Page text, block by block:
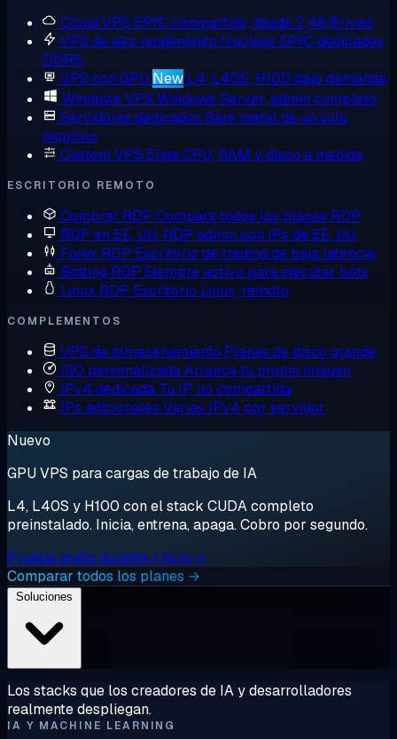
Cloud VPS EPYC compartido, desde 2,48 $/mes
VPS de alto rendimiento Núcleos EPYC dedicados,
DDR5
VPS con GPU New L4, L40S, H100 bajo demanda
Windows VPS Windows Server, admin completo
Servidores dedicados Bare metal de un solo
inquilino
Custom VPS Elige CPU, RAM y disco a medida
ESCRITORIO REMOTO
Comprar RDP Compara todos los planes RDP
RDP en EE. UU. RDP admin con IPs de EE. UU.
Forex RDP Escritorio de trading de baja latencia
Botting RDP Siempre activo para ejecutar bots
Linux RDP Escritorio Linux, remoto
COMPLEMENTOS
VPS de almacenamiento Planes de disco grande
ISO personalizadaArranca tu propia imagen
IPv4 dedicada Tu IP, no compartida
IPs adicionales Varias IPv4 por servidor
Nuevo
GPU VPS para cargas de trabajo de IA
L4, L40S y H100 con el stack CUDA completo
preinstalado. Inicia, entrena, apaga. Cobro por segundo.
Prueba gratis durante 1 hora →
Comparar todos los planes →
Los stacks que los creadores de IA y desarrolladores
realmente despliegan.
IA Y MACHINE LEARNING